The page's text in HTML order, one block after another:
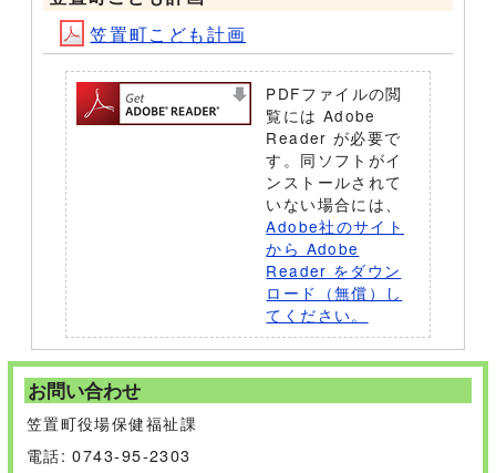
笠置町こども計画
PDFファイルの閲
覧には Adobe
Reader が必要で
す。同ソフトがイ
ンストールされて
いない場合には、
Adobe社のサイト
から Adobe
Reader をダウン
ロード（無償）し
てください。
お問い合わせ
笠置町役場保健福祉課
電話: 0743-95-2303